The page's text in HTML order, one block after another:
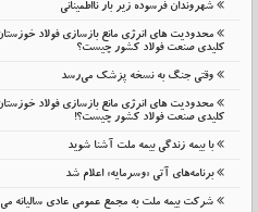
شهروندان فرسوده زیر بار نااطمینانی
محدودیت های انرژی مانع بازسازی فولاد
کلیدی صنعت فولاد کشور چیست؟
وقتی جنگ به نسخه پزشک می‌رسد
محدودیت های انرژی مانع بازسازی فولاد
کلیدی صنعت فولاد کشور چیست؟!
با بیمه زندگی بیمه ملت آشنا شوید
برنامه‌های آتی «وسرمایه» اعلام شد
شرکت بیمه ملت به مجمع عمومی عادی سالیانه می